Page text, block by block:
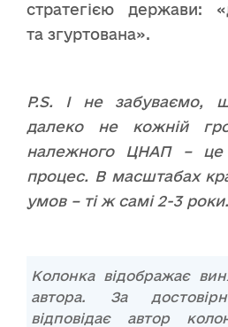
стратегією держави:
та згуртована».
P.S. І не
далеко не кожній
належного ЦНАП – це
процес. В масштабах
умов – ті ж самі 2-3 роки.
Колонка відображає
автора. За
відповідає автор